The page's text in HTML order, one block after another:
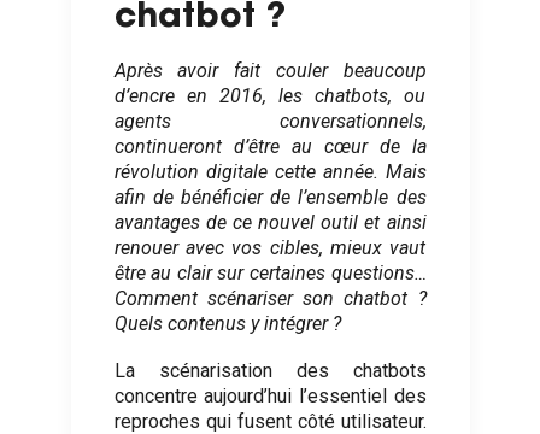
chatbot ?
Après avoir fait couler beaucoup
d’encre en 2016, les chatbots, ou
agents conversationnels,
continueront d’être au cœur de la
révolution digitale cette année. Mais
afin de bénéficier de l’ensemble des
avantages de ce nouvel outil et ainsi
renouer avec vos cibles, mieux vaut
être au clair sur certaines questions…
Comment scénariser son chatbot ?
Quels contenus y intégrer ?
La scénarisation des chatbots
concentre aujourd’hui l’essentiel des
reproches qui fusent côté utilisateur.